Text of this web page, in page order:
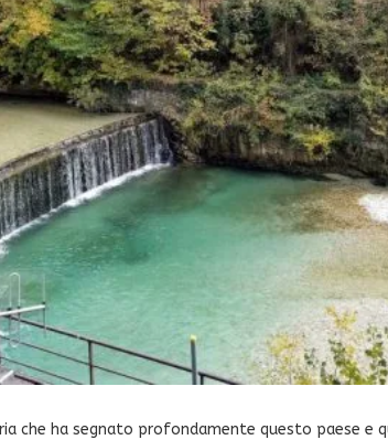
che ha segnato profondamente questo paese e